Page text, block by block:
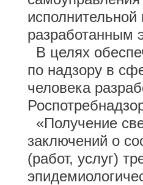
исполнительной
разработанным
В целях
по надзору в
человека
«Получение
заключений о
(работ, услуг)